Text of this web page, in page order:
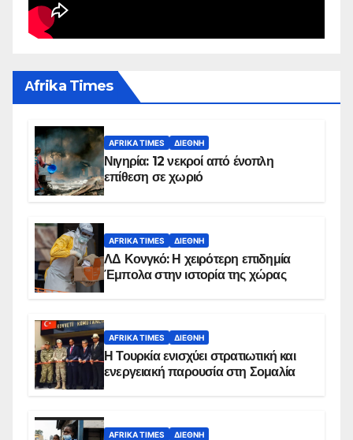
Αfrika Times
AFRIKA TIMES ΔΙΕΘΝΉ
Νιγηρία: 12 νεκροί από ένοπλη
επίθεση σε χωριό
AFRIKA TIMES ΔΙΕΘΝΉ
ΛΔ Κονγκό: Η χειρότερη επιδημία
Έμπολα στην ιστορία της χώρας
AFRIKA TIMES ΔΙΕΘΝΉ
Η Τουρκία ενισχύει στρατιωτική και
ενεργειακή παρουσία στη Σομαλία
AFRIKA TIMES ΔΙΕΘΝΉ